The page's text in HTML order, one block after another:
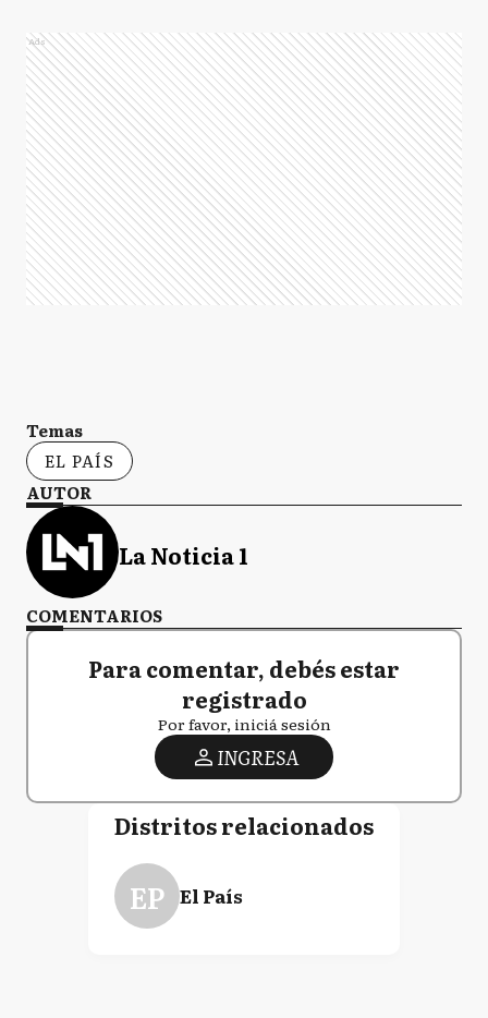
Ads
Temas
EL PAÍS
AUTOR
La Noticia 1
COMENTARIOS
Para comentar, debés estar
registrado
Por favor, iniciá sesión
INGRESA
Distritos relacionados
EP El País